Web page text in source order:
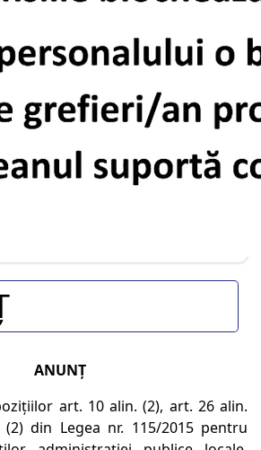
ANUNŢ
art. 10 alin. (2), art. 26 alin.
din Legea nr. 115/2015 pentru